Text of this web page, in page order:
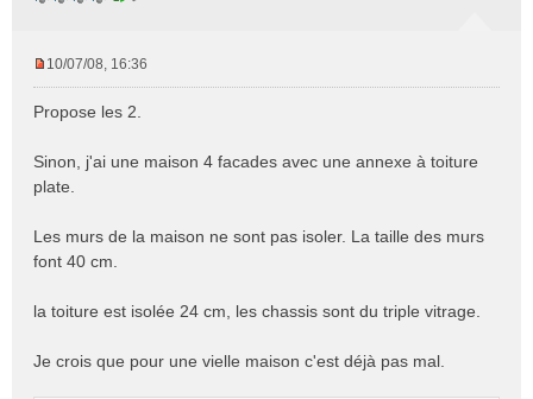
s
a
g
n
u
10/07/08, 16:36
Propose les 2.
Sinon, j'ai une maison 4 facades avec une annexe à toiture
plate.
Les murs de la maison ne sont pas isoler. La taille des murs
font 40 cm.
la toiture est isolée 24 cm, les chassis sont du triple vitrage.
Je crois que pour une vielle maison c'est déjà pas mal.